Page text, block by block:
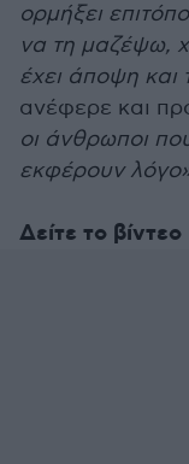
ορμήξει
να τη μαζέψω,
έχει άποψη και
ανέφερε και
οι άνθρωποι
εκφέρουν
Δείτε το βίντεο